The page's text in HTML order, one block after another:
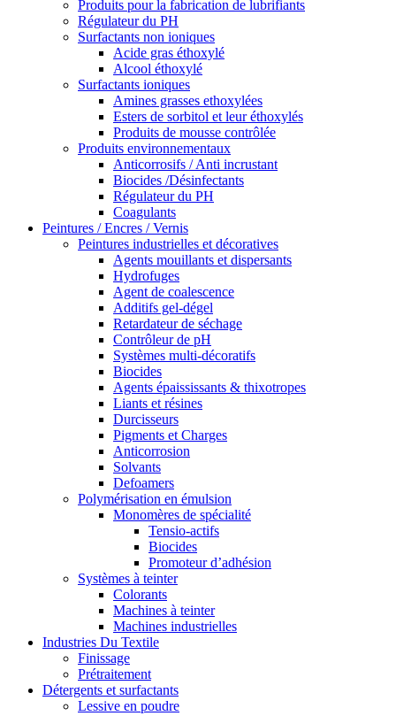
Produits pour la fabrication de lubrifiants
Régulateur du PH
Surfactants non ioniques
Acide gras éthoxylé
Alcool éthoxylé
Surfactants ioniques
Amines grasses ethoxylées
Esters de sorbitol et leur éthoxylés
Produits de mousse contrôlée
Produits environnementaux
Anticorrosifs / Anti incrustant
Biocides /Désinfectants
Régulateur du PH
Coagulants
Peintures / Encres / Vernis
Peintures industrielles et décoratives
Agents mouillants et dispersants
Hydrofuges
Agent de coalescence
Additifs gel-dégel
Retardateur de séchage
Contrôleur de pH
Systèmes multi-décoratifs
Biocides
Agents épaississants & thixotropes
Liants et résines
Durcisseurs
Pigments et Charges
Anticorrosion
Solvants
Defoamers
Polymérisation en émulsion
Monomères de spécialité
Tensio-actifs
Biocides
Promoteur d’adhésion
Systèmes à teinter
Colorants
Machines à teinter
Machines industrielles
Industries Du Textile
Finissage
Prétraitement
Détergents et surfactants
Lessive en poudre